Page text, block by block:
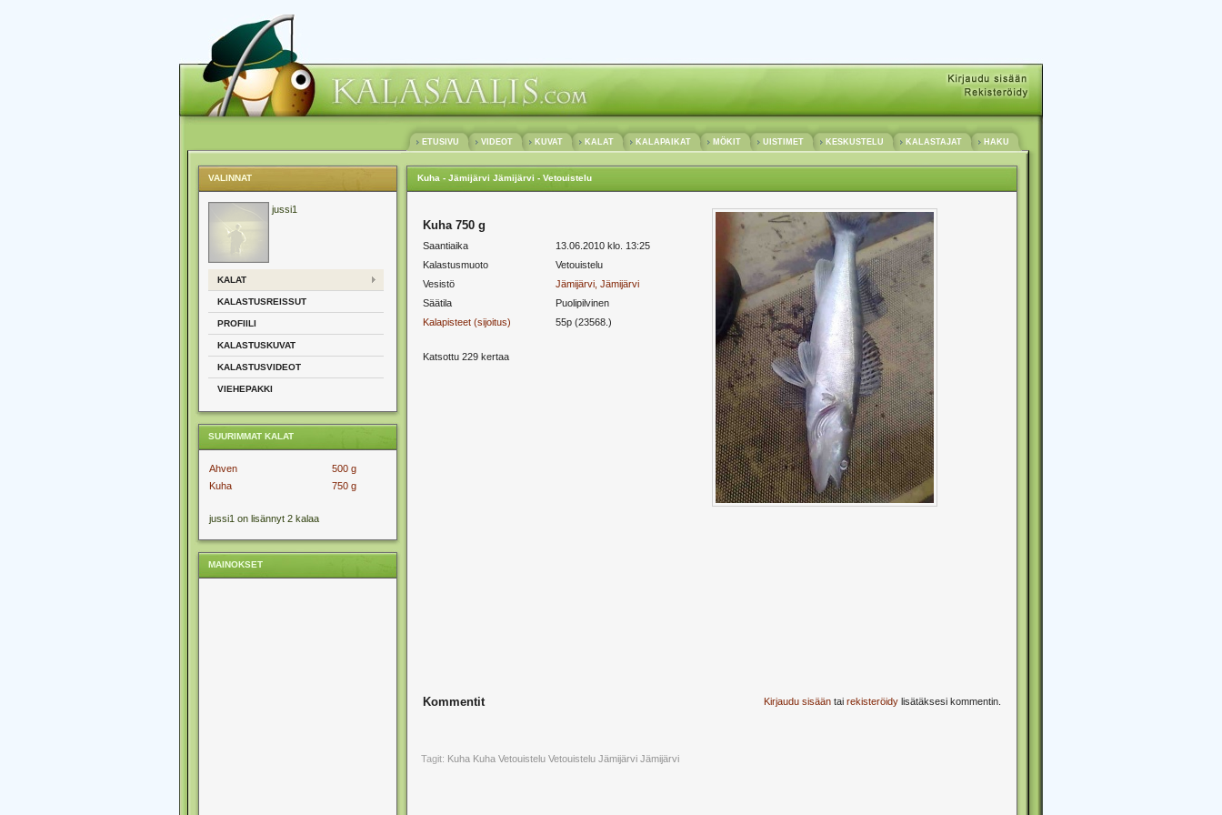
ETUSIVU VIDEOT KUVAT KALAT KALAPAIKAT MÖKIT UISTIMET KESKUSTELU KALASTAJAT HAKU
VALINNAT
jussi1
KALAT
KALASTUSREISSUT
PROFIILI
KALASTUSKUVAT
KALASTUSVIDEOT
VIEHEPAKKI
SUURIMMAT KALAT
Ahven
500 g
Kuha
750 g
jussi1 on lisännyt 2 kalaa
MAINOKSET
Kuha - Jämijärvi Jämijärvi - Vetouistelu
Kuha 750 g
Saantiaika
13.06.2010 klo. 13:25
Kalastusmuoto
Vetouistelu
Vesistö
Jämijärvi, Jämijärvi
Säätila
Puolipilvinen
Kalapisteet (sijoitus)
55p (23568.)
Katsottu 229 kertaa
Kommentit Kirjaudu sisään tai rekisteröidy lisätäksesi kommentin.
Tagit: Kuha Kuha Vetouistelu Vetouistelu Jämijärvi Jämijärvi